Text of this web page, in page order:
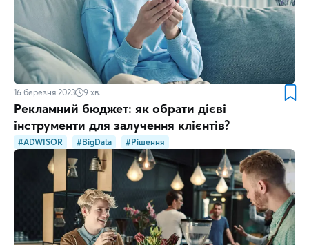
16 березня 2023 9 хв.
Рекламний бюджет: як обрати дієві
інструменти для залучення клієнтів?
#ADWISOR #BigData #Рішення